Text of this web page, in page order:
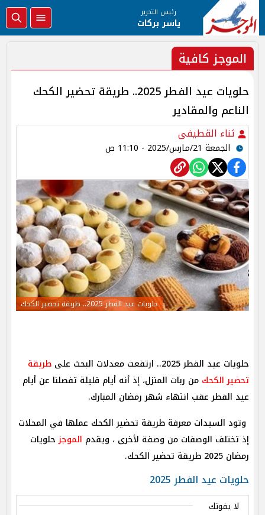
رئيس التحرير
ياسر بركات
الموجز كافية
حلويات عيد الفطر 2025.. طريقة تحضير الكحك
الناعم والمقادير
ثناء القطيفى
الجمعة 21/مارس/2025 - 11:10 ص
حلويات عيد الفطر 2025.. طريقة تحضير الكحك
حلويات عيد الفطر 2025.. ارتفعت معدلات البحث على
طريقة
تحضير الكحك من ربات المنزل، إذ أنه أيام قليلة تفصلنا عن أيام
عيد الفطر عقب انتهاء شهر رمضان المبارك.
وتود السيدات معرفة طريقة تحضير الكحك عملها في المحلات
إذ تختلف الوصفات من وصفة لأخرى ، ويقدم الموجزحلويات
رمضان 2025 طريقة تحضير الكحك.
حلويات عيد الفطر 2025
لا يفوتك